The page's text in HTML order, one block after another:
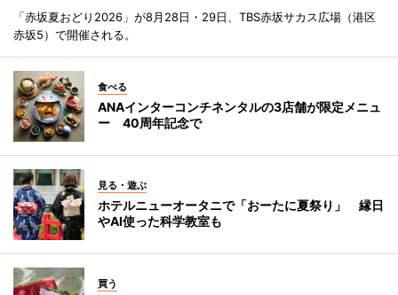
「赤坂夏おどり2026」が8月28日・29日、TBS赤坂サカス広場（港区
赤坂5）で開催される。
食べる
ANAインターコンチネンタルの3店舗が限定メニュ
ー 40周年記念で
見る・遊ぶ
ホテルニューオータニで「おーたに夏祭り」 縁日
やAI使った科学教室も
買う